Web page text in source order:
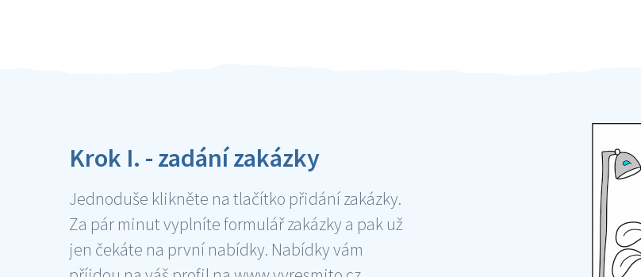
Krok I. - zadání zakázky
Jednoduše klikněte na tlačítko přidání zakázky.
Za pár minut vyplníte formulář zakázky a pak už
jen čekáte na první nabídky. Nabídky vám